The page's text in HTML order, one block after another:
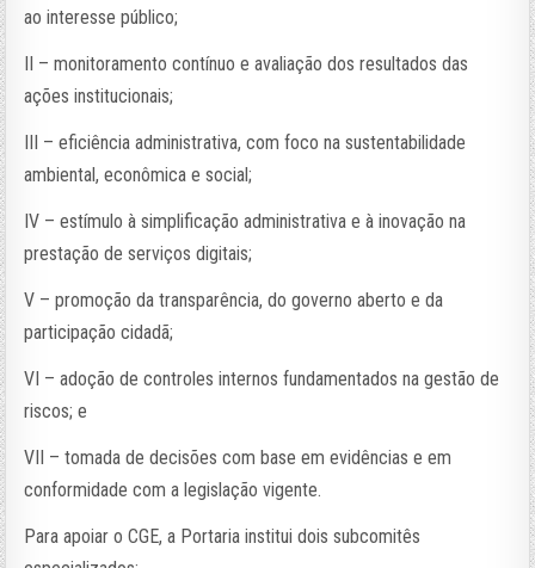
ao interesse público;
II – monitoramento contínuo e avaliação dos resultados das
ações institucionais;
III – eficiência administrativa, com foco na sustentabilidade
ambiental, econômica e social;
IV – estímulo à simplificação administrativa e à inovação na
prestação de serviços digitais;
V – promoção da transparência, do governo aberto e da
participação cidadã;
VI – adoção de controles internos fundamentados na gestão de
riscos; e
VII – tomada de decisões com base em evidências e em
conformidade com a legislação vigente.
Para apoiar o CGE, a Portaria institui dois subcomitês